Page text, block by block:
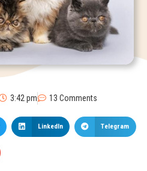
3:42 pm 13 Comments
LinkedIn Telegram